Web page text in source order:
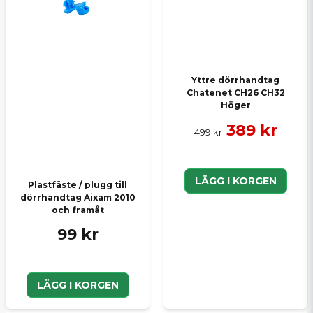
Plastfäste / plugg till
dörrhandtag Aixam 2010
och framåt
99 kr
LÄGG I KORGEN
Yttre dörrhandtag
Chatenet CH26 CH32
Höger
499 kr 389 kr
LÄGG I KORGEN